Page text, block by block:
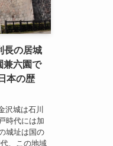
長の居城
兼六園で
本の歴
沢城は石川
時代には加
城址は国の
、この地域